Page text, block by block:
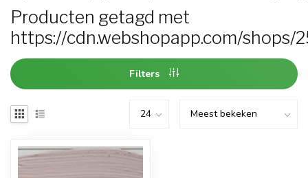
Producten getagd met
https://cdn.webshopapp.com/
Filters